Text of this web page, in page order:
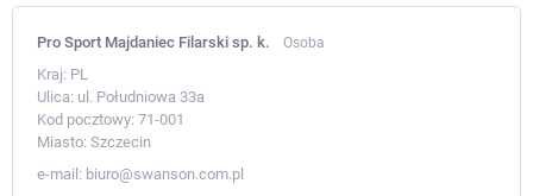
Pro Sport Majdaniec Filarski sp. k. Osoba
Kraj: PL
Ulica: ul. Południowa 33a
Kod pocztowy: 71-001
Miasto: Szczecin
e-mail: biuro@swanson.com.pl